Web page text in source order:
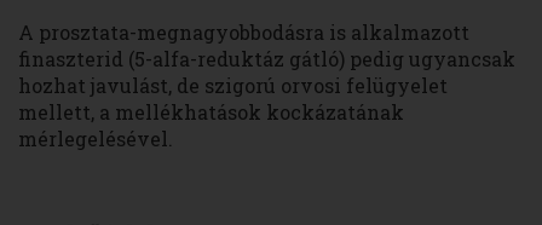
A prosztata-megnagyobbodásra is alkalmazott
finaszterid (5-alfa-reduktáz gátló) pedig ugyancsak
hozhat javulást, de szigorú orvosi felügyelet
mellett, a mellékhatások kockázatának
mérlegelésével.